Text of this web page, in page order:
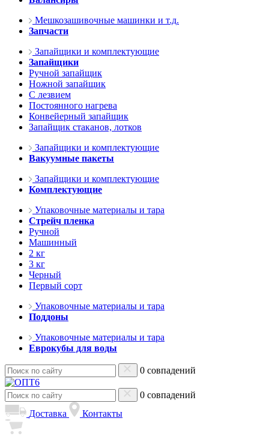
Мешкозашивочные машинки и т.д.
Запчасти
Запайщики и комплектующие
Запайщики
Ручной запайщик
Ножной запайщик
С лезвием
Постоянного нагрева
Конвейерный запайщик
Запайщик стаканов, лотков
Запайщики и комплектующие
Вакуумные пакеты
Запайщики и комплектующие
Комплектующие
Упаковочные материалы и тара
Стрейч пленка
Ручной
Машинный
2 кг
3 кг
Черный
Первый сорт
Упаковочные материалы и тара
Поддоны
Упаковочные материалы и тара
Еврокубы для воды
0 совпадений
0 совпадений
Доставка
Контакты